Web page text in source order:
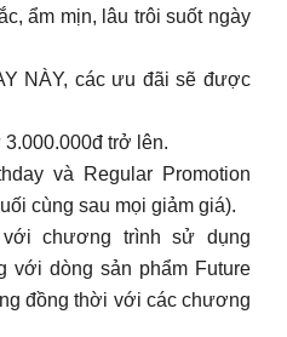
ẩm mịn, lâu trôi suốt ngày
NÀY, các ưu đãi sẽ được
trở lên.
và Regular Promotion
cùng sau mọi giảm giá).
chương trình sử dụng
với dòng sản phẩm Future
đồng thời với các chương